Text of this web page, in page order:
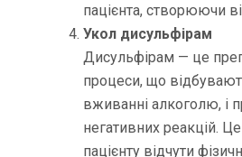
пацієнта, створюючи
Укол дисульфірам
Дисульфірам — це
процеси, що
вживанні алкоголю, і
негативних реакцій.
пацієнту відчути